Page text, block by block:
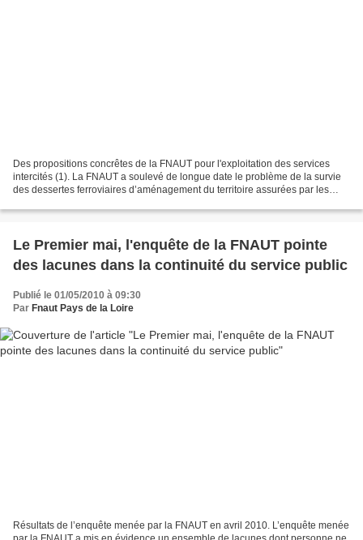
Des propositions concrêtes de la FNAUT pour l'exploitation des services
intercités (1). La FNAUT a soulevé de longue date le problème de la survie
des dessertes ferroviaires d’aménagement du territoire assurées par les
Le Premier mai, l'enquête de la FNAUT pointe
des lacunes dans la continuité du service public
Publié le 01/05/2010 à 09:30
Par Fnaut Pays de la Loire
Résultats de l’enquête menée par la FNAUT en avril 2010. L’enquête menée